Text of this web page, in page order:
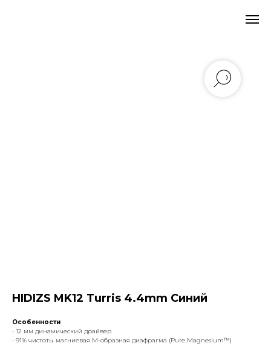
HIDIZS MK12 Turris 4.4mm Синий
Особенности
• 12 мм динамический драйвер
• 91% чистоты магниевая M-образная диафрагма (Pure Magnesium™)